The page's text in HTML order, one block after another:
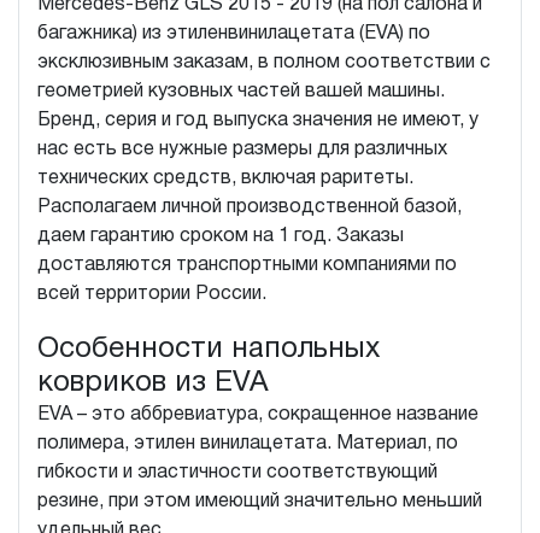
Mercedes-Benz GLS 2015 - 2019 (на пол салона и
багажника) из этиленвинилацетата (EVA) по
эксклюзивным заказам, в полном соответствии с
геометрией кузовных частей вашей машины.
Бренд, серия и год выпуска значения не имеют, у
нас есть все нужные размеры для различных
технических средств, включая раритеты.
Располагаем личной производственной базой,
даем гарантию сроком на 1 год. Заказы
доставляются транспортными компаниями по
всей территории России.
Особенности напольных
ковриков из EVA
EVA – это аббревиатура, сокращенное название
полимера, этилен винилацетата. Материал, по
гибкости и эластичности соответствующий
резине, при этом имеющий значительно меньший